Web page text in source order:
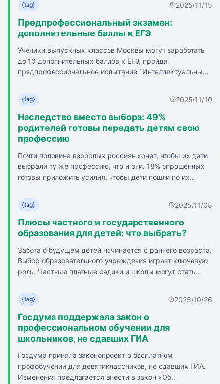
{tag} 2025/11/15
Предпрофессиональный экзамен:
дополнительные баллы к ЕГЭ
Ученики выпускных классов Москвы могут заработать
до 10 дополнительных баллов к ЕГЭ, пройдя
предпрофессиональное испытание `Интеллектуальный
открыта, участие доступно для учеников из Москвы и
других регионов России. В 2024 году в конкурсе
приняли участие более 33 тыс. учащихся из 32
регионов, около 5 тыс. из них стали призерами. В 2025
году конкурс будет состоять из двух этапов:
формированию профессиональных навыков школьников
и поддерживает национальные инициативы
`Профессионалитет` и `Всё лучшее детям`. Важно
стороны и требования к поступающим в вузы и
колледжи. Рекомендуется посетить дни открытых
дверей и пообщаться со студентами и выпускниками
для более глубокого понимания выбранной области.
{tag} 2025/11/10
Наследство вместо выбора: 49%
родителей готовы передать детям свою
профессию
Почти половина взрослых россиян хочет, чтобы их дети
выбрали ту же профессию, что и они. 18% опрошенных
готовы приложить усилия, чтобы дети пошли по их
решение за детьми, если они выберут другую
профессию. Родители, заинтересованные в
профессиональной преемственности, работают в сфере
технологий и ИТ, маркетинга и рекламы, экономики и
обязательно должны следовать их профессиональному
пути. Родители, не желающие, чтобы дети выбрали их
профессию, работают в торговле и ретейле,
родителей считают, что гибкие навыки, полученные в
выбранной специальности, пригодились бы их детям в
любой профессии.
{tag} 2025/11/08
Плюсы частного и государственного
образования для детей: что выбрать?
Забота о будущем детей начинается с раннего возраста.
Выбор образовательного учреждения играет ключевую
роль. Частные платные садики и школы могут стать
развитие и социализация в частных садиках:
структурированная среда, общение, сотрудничество,
решение конфликтов. Преимущества ранней
социализации: развитие коммуникативных навыков,
эмоциональный интеллект, подготовка к школе,
Преимущества частной средней школы: высокое
качество образования, углубленное изучение
предметов, развитие исследовательских навыков,
{tag} 2025/10/26
Госдума поддержала закон о
профессиональном обучении для
школьников, не сдавших ГИА
Госдума приняла законопроект о бесплатном
профобучении для девятиклассников, не сдавших ГИА.
Изменения предлагается внести в закон «Об